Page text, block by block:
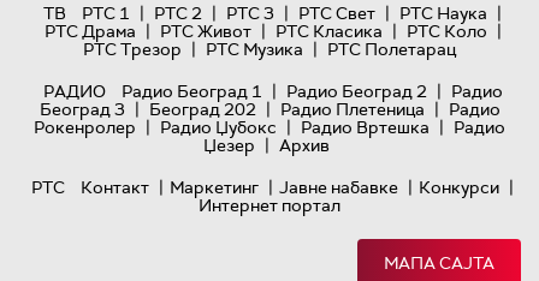
ТВ
РТС 1 | РТС 2 | РТС 3 | РТС Свет | РТС Наука |
РТС Драма | РТС Живот | РТС Класика | РТС Коло |
РТС Трезор | РТС Музика | РТС Полетарац
РАДИО
Радио Београд 1 | Радио Београд 2 | Радио
Београд 3 | Београд 202 | Радио Плетеница | Радио
Рокенролер | Радио Џубокс | Радио Вртешка | Радио
Џезер | Архив
РТС
Контакт | Маркетинг | Јавне набавке | Конкурси |
Интернет портал
МАПА САЈТА